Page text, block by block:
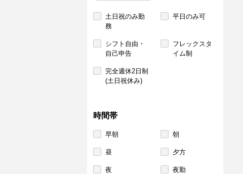
土日祝のみ勤
務
平日のみ可
シフト自由・
自己申告
フレックスタ
イム制
完全週休2日制
(土日祝休み)
時間帯
早朝 朝
昼 夕方
夜 夜勤